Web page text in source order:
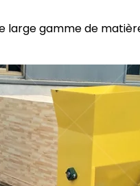
large gamme de